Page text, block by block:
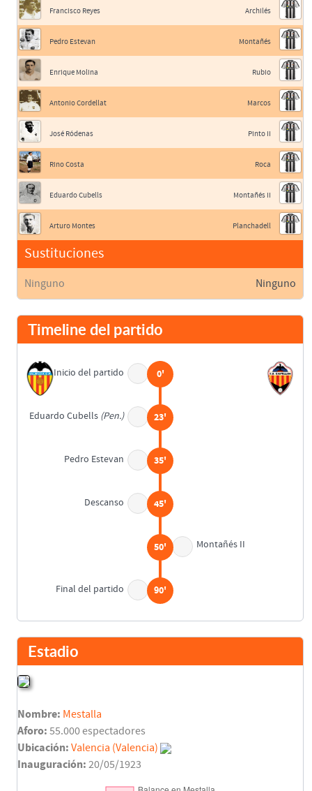
Francisco Reyes
Pedro Estevan
Enrique Molina
Antonio Cordellat
José Ródenas
Rino Costa
Eduardo Cubells
Arturo Montes
Sustituciones
Ninguno
Archilés
Montañés
Rubio
Marcos
Pinto II
Roca
Montañés II
Planchadell
Ninguno
Timeline del partido
Inicio del partido 0'
Eduardo Cubells (Pen.) 23'
Pedro Estevan 35'
Descanso 45'
Montañés II
50'
Final del partido 90'
Estadio
Nombre: Mestalla
Aforo: 55.000 espectadores
Ubicación: Valencia (Valencia)
Inauguración: 20/05/1923